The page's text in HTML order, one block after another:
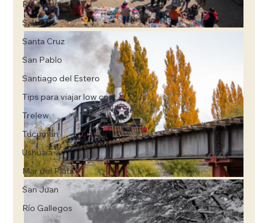
Rio Negro
Salta
Santa Cruz
San Pablo
Santiago del Estero
Tips para viajar low cost
Trelew
Tucumán
Ushuaia
Mar del Plata
San Juan
Río Gallegos